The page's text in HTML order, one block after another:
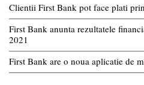
Clientii First Bank pot face plati
First Bank anunta rezultatele
2021
First Bank are o noua aplicatie de